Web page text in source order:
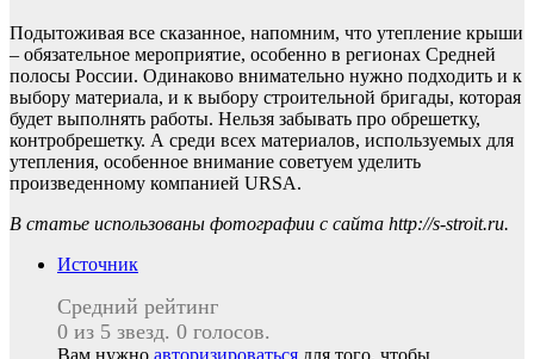
Подытоживая все сказанное, напомним, что утепление крыши
– обязательное мероприятие, особенно в регионах Средней
полосы России. Одинаково внимательно нужно подходить и к
выбору материала, и к выбору строительной бригады, которая
будет выполнять работы. Нельзя забывать про обрешетку,
контробрешетку. А среди всех материалов, используемых для
утепления, особенное внимание советуем уделить
произведенному компанией URSA.
В статье использованы фотографии с сайта http://s-stroit.ru.
Источник
Средний рейтинг
0 из 5 звезд. 0 голосов.